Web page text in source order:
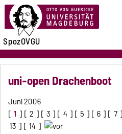
SpozOVGU
uni-open Drachenboot
Juni 2006
[ 1 ] [ 2 ] [ 3 ] [ 4 ] [ 5 ] [ 6 ] [ 7
13 ] [ 14 ]